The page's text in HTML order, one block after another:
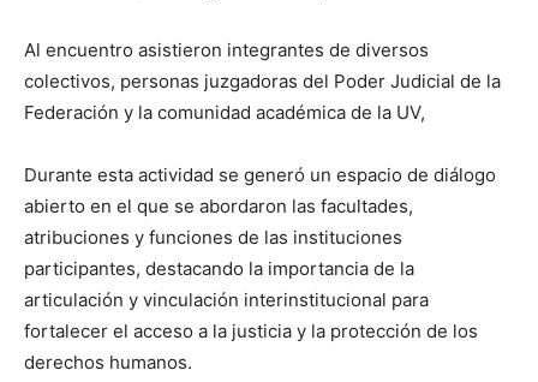
Al encuentro asistieron integrantes de diversos
colectivos, personas juzgadoras del Poder Judicial de la
Federación y la comunidad académica de la UV,
Durante esta actividad se generó un espacio de diálogo
abierto en el que se abordaron las facultades,
atribuciones y funciones de las instituciones
participantes, destacando la importancia de la
articulación y vinculación interinstitucional para
fortalecer el acceso a la justicia y la protección de los
derechos humanos.